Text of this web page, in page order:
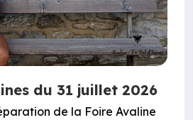
du 31 juillet 2026
de la Foire Avaline